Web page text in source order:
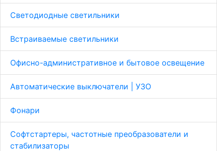
Светодиодные светильники
Встраиваемые светильники
Офисно-административное и бытовое освещение
Автоматические выключатели | УЗО
Фонари
Софтстартеры, частотные преобразователи и
стабилизаторы